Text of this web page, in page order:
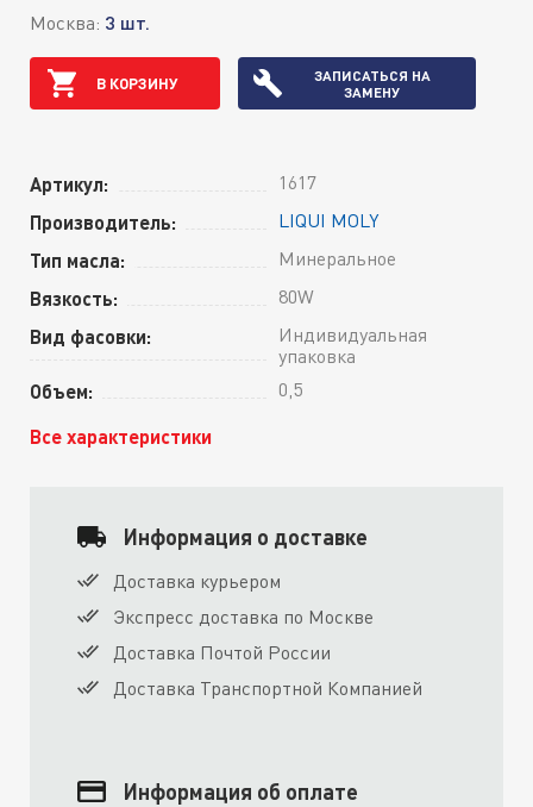
Москва: 3 шт.
В КОРЗИНУ
ЗАПИСАТЬСЯ НА
ЗАМЕНУ
Артикул: 1617
Производитель: LIQUI MOLY
Тип масла: Минеральное
Вязкость: 80W
Вид фасовки:
Индивидуальная
упаковка
Объем: 0,5
Все характеристики
Информация о доставке
Доставка курьером
Экспресс доставка по Москве
Доставка Почтой России
Доставка Транспортной Компанией
Информация об оплате